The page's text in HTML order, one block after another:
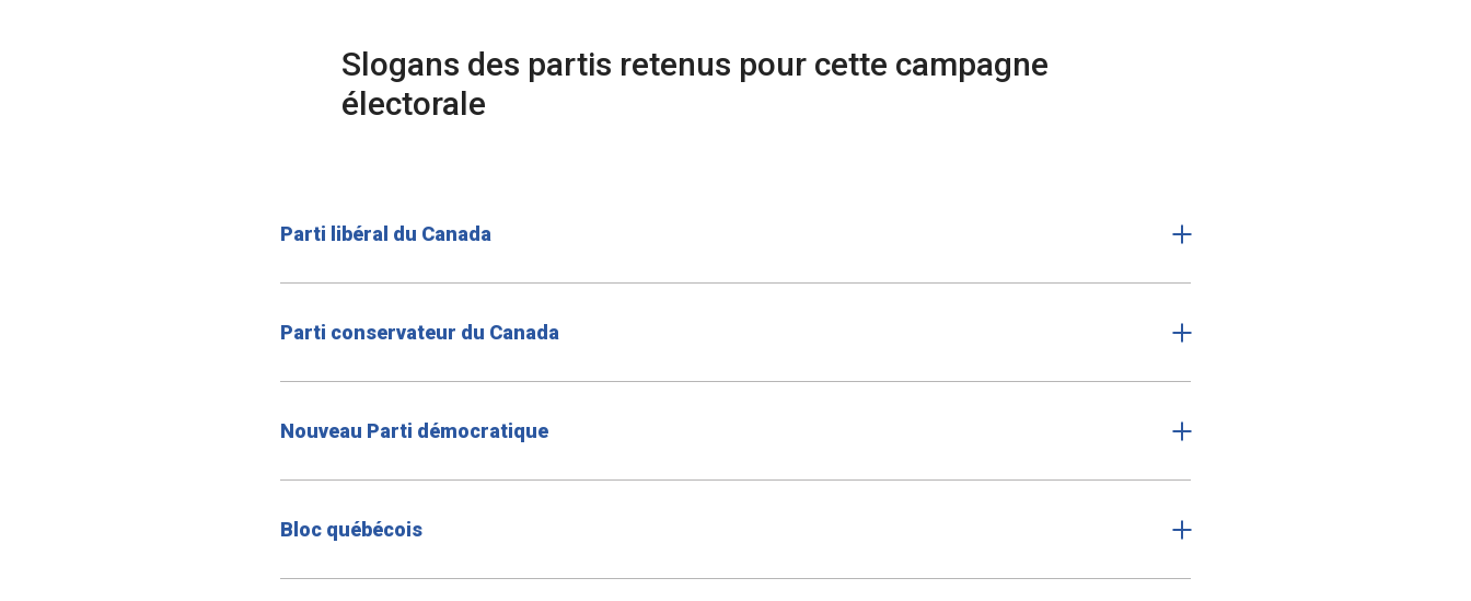
Slogans des partis retenus pour cette campagne
électorale
Parti libéral du Canada
Parti conservateur du Canada
Nouveau Parti démocratique
Bloc québécois